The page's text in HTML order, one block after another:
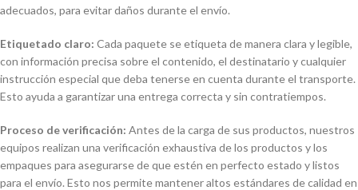
adecuados, para evitar daños durante el envío.
Etiquetado claro: Cada paquete se etiqueta de manera clara y legible,
con información precisa sobre el contenido, el destinatario y cualquier
instrucción especial que deba tenerse en cuenta durante el transporte.
Esto ayuda a garantizar una entrega correcta y sin contratiempos.
Proceso de verificación: Antes de la carga de sus productos, nuestros
equipos realizan una verificación exhaustiva de los productos y los
empaques para asegurarse de que estén en perfecto estado y listos
para el envío. Esto nos permite mantener altos estándares de calidad en